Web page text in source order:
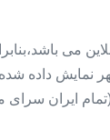
می
داده شده
ایران